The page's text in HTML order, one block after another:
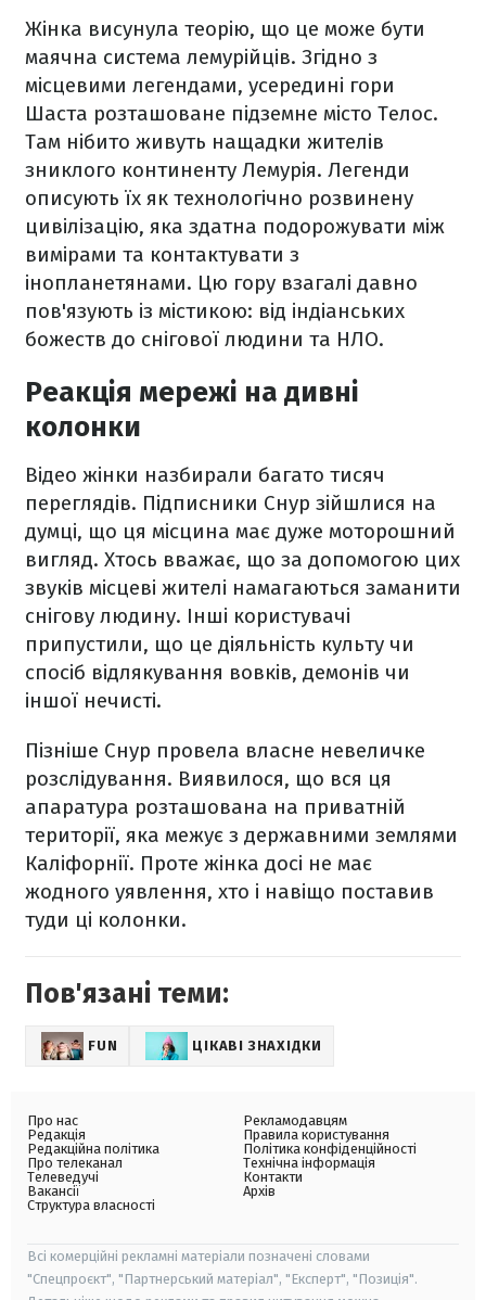
Жінка висунула теорію, що це може бути
маячна система лемурійців. Згідно з
місцевими легендами, усередині гори
Шаста розташоване підземне місто Телос.
Там нібито живуть нащадки жителів
зниклого континенту Лемурія. Легенди
описують їх як технологічно розвинену
цивілізацію, яка здатна подорожувати між
вимірами та контактувати з
інопланетянами. Цю гору взагалі давно
пов'язують із містикою: від індіанських
божеств до снігової людини та НЛО.
Реакція мережі на дивні
колонки
Відео жінки назбирали багато тисяч
переглядів. Підписники Снур зійшлися на
думці, що ця місцина має дуже моторошний
вигляд. Хтось вважає, що за допомогою цих
звуків місцеві жителі намагаються заманити
снігову людину. Інші користувачі
припустили, що це діяльність культу чи
спосіб відлякування вовків, демонів чи
іншої нечисті.
Пізніше Снур провела власне невеличке
розслідування. Виявилося, що вся ця
апаратура розташована на приватній
території, яка межує з державними землями
Каліфорнії. Проте жінка досі не має
жодного уявлення, хто і навіщо поставив
туди ці колонки.
Пов'язані теми:
FUN ЦІКАВІ ЗНАХІДКИ
Про нас
Редакція
Редакційна політика
Про телеканал
Телеведучі
Вакансії
Структура власності
Рекламодавцям
Правила користування
Політика конфіденційності
Технічна інформація
Контакти
Архів
Всі комерційні рекламні матеріали позначені словами
"Спецпроєкт", "Партнерський матеріал", "Експерт", "Позиція".